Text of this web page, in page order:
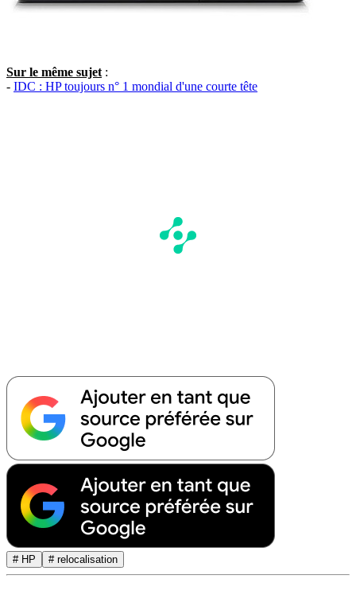
Sur le même sujet :
- IDC : HP toujours n° 1 mondial d'une courte tête
# HP # relocalisation